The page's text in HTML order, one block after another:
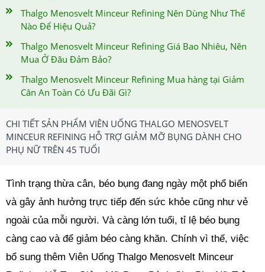
Thalgo Menosvelt Minceur Refining Nên Dùng Như Thế
Nào Để Hiệu Quả?
Thalgo Menosvelt Minceur Refining Giá Bao Nhiêu, Nên
Mua Ở Đâu Đảm Bảo?
Thalgo Menosvelt Minceur Refining Mua hàng tại Giảm
Cân An Toàn Có Ưu Đãi Gì?
CHI TIẾT SẢN PHẨM VIÊN UỐNG THALGO MENOSVELT
MINCEUR REFINING HỖ TRỢ GIẢM MỠ BỤNG DÀNH CHO
PHỤ NỮ TRÊN 45 TUỔI
Tình trạng thừa cân, béo bụng đang ngày một phổ biến
và gây ảnh hưởng trực tiếp đến sức khỏe cũng như vẻ
ngoài của mỗi người. Và càng lớn tuổi, tỉ lệ béo bụng
càng cao và để giảm béo càng khăn. Chính vì thế, việc
bổ sung thêm Viên Uống Thalgo Menosvelt Minceur